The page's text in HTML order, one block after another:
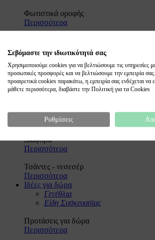
Φωτιστικά οροφής
Περισσότερα
Περισσότερα
Accessories
Για τα Παιδιά
Θερμοφόρες
Τσάντες-Νεσεσέρ
Ομπρέλες
Διάφορα
Αρωματικά Χώρου
Διάφορα
Περισσότερα
Τσάντες - νεσεσέρ
Περισσότερα
Ιδέες για δώρα
Γενέθλια
Είδη Συσκευασίας
Προτάσεις για δώρα
Περισσότερα
Σεβόμαστε την ιδιωτικότητά σας
Χρησιμοποιούμε cookies για να βελτιώσουμε τις υπηρεσίες
προσωπικές προσφορές και να βελτιώσουμε την εμπειρία
προαιρετικά cookies παρακάτω, η εμπειρία σας ενδέχεται να
μάθετε περισσότερα, διαβάστε την Πολιτική για τα Cookies
Ρυθμίσεις